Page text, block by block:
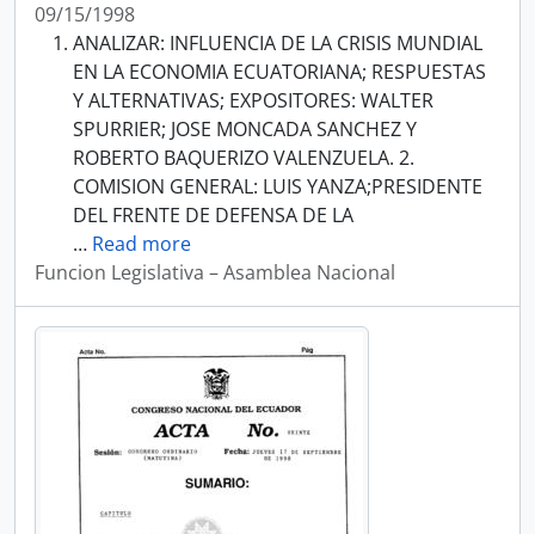
09/15/1998
ANALIZAR: INFLUENCIA DE LA CRISIS MUNDIAL
EN LA ECONOMIA ECUATORIANA; RESPUESTAS
Y ALTERNATIVAS; EXPOSITORES: WALTER
SPURRIER; JOSE MONCADA SANCHEZ Y
ROBERTO BAQUERIZO VALENZUELA. 2.
COMISION GENERAL: LUIS YANZA;PRESIDENTE
DEL FRENTE DE DEFENSA DE LA
… Read more
Funcion Legislativa – Asamblea Nacional